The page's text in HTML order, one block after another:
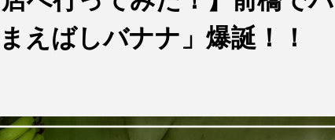
えばしバナナ」爆誕！！